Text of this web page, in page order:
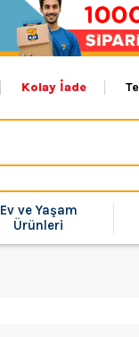
Kolay İade
Ev ve Yaşam
Ürünleri